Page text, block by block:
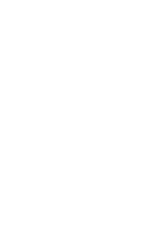
SPLIT,
DE SPLIT